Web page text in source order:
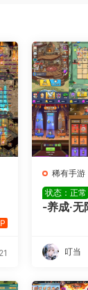
稀有手游
状态：正常
-养成·无
叮当